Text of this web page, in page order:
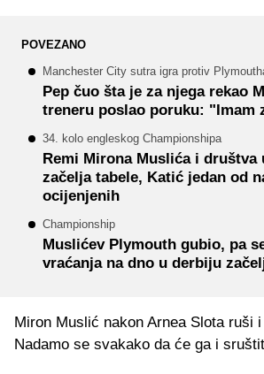
POVEZANO
Manchester City sutra igra protiv
Pep čuo šta je za njega rekao
treneru poslao poruku: "Imam
34. kolo engleskog Championshipa
Remi Mirona Muslića i društva
začelja tabele, Katić jedan od
ocijenjenih
Championship
Muslićev Plymouth gubio, pa
vraćanja na dno u derbiju
Miron Muslić nakon Arnea Slota ruši
Nadamo se svakako da će ga i